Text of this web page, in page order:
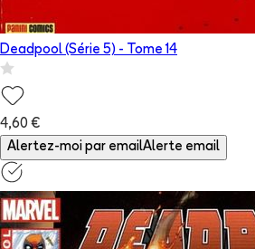
Deadpool (Série 5) - Tome 14
4,60 €
Alertez-moi par emailAlerte email